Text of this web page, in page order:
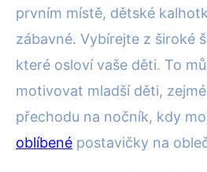
prvním místě, dětské
zábavné. Vybírejte z široké
které osloví vaše děti. To
motivovat mladší děti,
přechodu na nočník, kdy
oblíbené postavičky na